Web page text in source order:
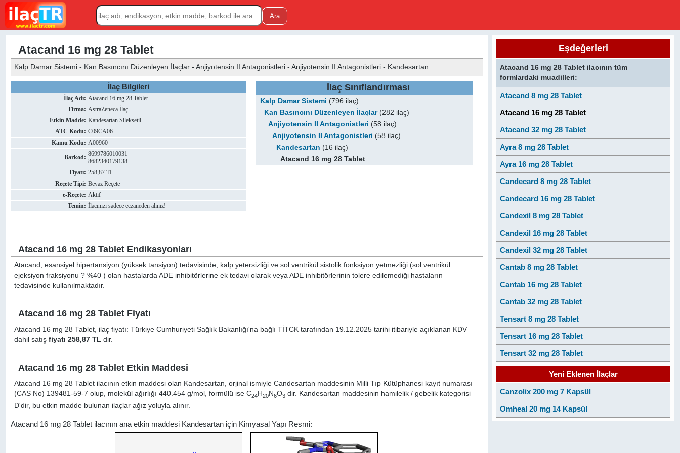
Atacand 16 mg 28 Tablet
Kalp Damar Sistemi - Kan Basıncını Düzenleyen İlaçlar - Anjiyotensin II Antagonistleri - Anjiyotensin II Antagonistleri - Kandesartan
İlaç Bilgileri
İlaç Adı: Atacand 16 mg 28 Tablet
Firma: AstraZeneca İlaç
Etkin Madde: Kandesartan Sileksetil
ATC Kodu: C09CA06
Kamu Kodu: A00960
Barkod: 8699786010031
8682340179138
Fiyatı: 258,87 TL
Reçete Tipi: Beyaz Reçete
e-Reçete: Aktif
Temin: İlacınızı sadece eczaneden alınız!
İlaç Sınıflandırması
Kalp Damar Sistemi (796 ilaç)
Kan Basıncını Düzenleyen İlaçlar(282 ilaç)
Anjiyotensin II Antagonistleri (58 ilaç)
Anjiyotensin II Antagonistleri (58 ilaç)
Kandesartan (16 ilaç)
Atacand 16 mg 28 Tablet
Atacand 16 mg 28 Tablet Endikasyonları
Atacand; esansiyel hipertansiyon (yüksek tansiyon) tedavisinde, kalp yetersizliği ve sol ventrikül sistolik fonksiyon yetmezliği (sol ventrikül
ejeksiyon fraksiyonu ? %40 ) olan hastalarda ADE inhibitörlerine ek tedavi olarak veya ADE inhibitörlerinin tolere edilemediği hastaların
tedavisinde kullanılmaktadır.
Atacand 16 mg 28 Tablet Fiyatı
Atacand 16 mg 28 Tablet, ilaç fiyatı: Türkiye Cumhuriyeti Sağlık Bakanlığı'na bağlı TİTCK tarafından 19.12.2025 tarihi itibariyle açıklanan KDV
dahil satışfiyatı 258,87 TL dir.
Atacand 16 mg 28 Tablet Etkin Maddesi
Atacand 16 mg 28 Tablet ilacının etkin maddesi olan Kandesartan, orjinal ismiyleCandesartan maddesinin Milli Tıp Kütüphanesi kayıt numarası
(CAS No) 139481-59-7 olup, molekül ağırlığı 440.454 g/mol, formülü ise C24H20N6O3 dir. Kandesartan maddesinin hamilelik / gebelik kategorisi
D'dir, bu etkin madde bulunan ilaçlar ağız yoluyla alınır.
Atacand 16 mg 28 Tablet ilacının ana etkin maddesi Kandesartan için Kimyasal Yapı Resmi:
Eşdeğerleri
Atacand 16 mg 28 Tablet ilacının tüm
formlardaki muadilleri:
Atacand 8 mg 28 Tablet
Atacand 16 mg 28 Tablet
Atacand 32 mg 28 Tablet
Ayra 8 mg 28 Tablet
Ayra 16 mg 28 Tablet
Candecard 8 mg 28 Tablet
Candecard 16 mg 28 Tablet
Candexil 8 mg 28 Tablet
Candexil 16 mg 28 Tablet
Candexil 32 mg 28 Tablet
Cantab 8 mg 28 Tablet
Cantab 16 mg 28 Tablet
Cantab 32 mg 28 Tablet
Tensart 8 mg 28 Tablet
Tensart 16 mg 28 Tablet
Tensart 32 mg 28 Tablet
Yeni Eklenen İlaçlar
Canzolix 200 mg 7 Kapsül
Omheal 20 mg 14 Kapsül